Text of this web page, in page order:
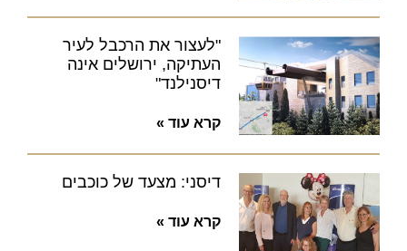
"לעצור את הרכבל לעיר
העתיקה, ירושלים אינה
דיסנילנד"
קרא עוד »
דיסני: מצעד של כוכבים
קרא עוד »